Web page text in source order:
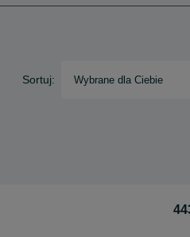
Sortuj: Wybrane dla Ciebie